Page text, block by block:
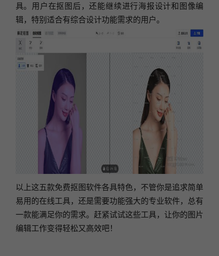
具。用户在抠图后，还能继续进行海报设计和图像编
辑，特别适合有综合设计功能需求的用户。
以上这五款免费抠图软件各具特色，不管你是追求简单
易用的在线工具，还是需要功能强大的专业软件，总有
一款能满足你的需求。赶紧试试这些工具，让你的图片
编辑工作变得轻松又高效吧！